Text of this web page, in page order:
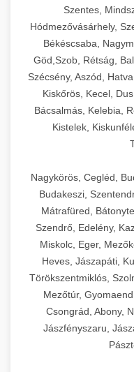
Szentes,
Hódmezővásárhely,
Békéscsaba,
Göd,Szob, Rétság,
Szécsény, Aszód,
Kiskőrös, Kecel,
Bácsalmás, Kelebia,
Kistelek,
Nagykörös, Cegléd,
Budakeszi,
Mátrafüred,
Szendrő, Edelény,
Miskolc, Eger,
Heves, Jászapáti,
Törökszentmiklós,
Mezőtúr,
Csongrád, Abony,
Jászfényszaru,